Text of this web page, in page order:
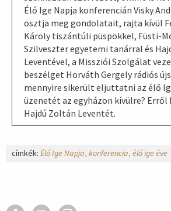
Élő Ige Napja konferencián Visky
osztja meg gondolatait, rajta kívül
Károly tiszántúli püspökkel, Füsti-
Szilveszter egyetemi tanárral és
Leventével, a Missziói Szolgálat
beszélget Horváth Gergely rádiós
mennyire sikerült eljuttatni az élő
üzenetét az egyházon kívülre? Erről
Hajdú Zoltán Leventét.
címkék: Élő Ige Napja konferencia élő ige éve